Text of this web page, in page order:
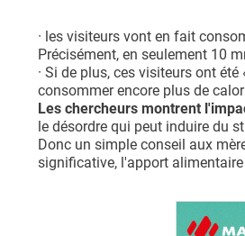
· les visiteurs vont en fait
Précisément, en seulement 10
· Si de plus, ces visiteurs ont
consommer encore plus de
Les chercheurs montrent
le désordre qui peut induire du
Donc un simple conseil aux
significative, l'apport